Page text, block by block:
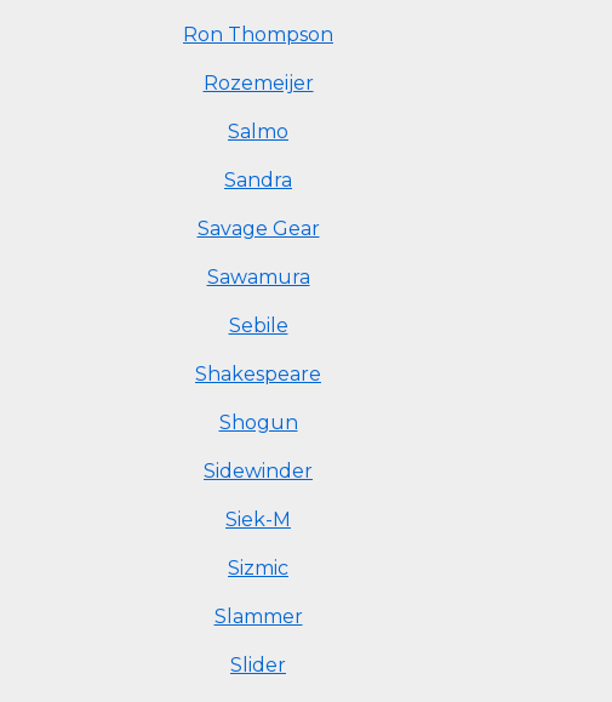
Ron Thompson
Rozemeijer
Salmo
Sandra
Savage Gear
Sawamura
Sebile
Shakespeare
Shogun
Sidewinder
Siek-M
Sizmic
Slammer
Slider